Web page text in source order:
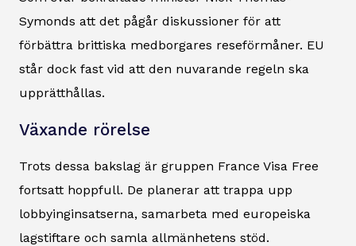
Symonds att det pågår diskussioner för att
förbättra brittiska medborgares reseförmåner. EU
står dock fast vid att den nuvarande regeln ska
upprätthållas.
Växande rörelse
Trots dessa bakslag är gruppen France Visa Free
fortsatt hoppfull. De planerar att trappa upp
lobbyinginsatserna, samarbeta med europeiska
lagstiftare och samla allmänhetens stöd.